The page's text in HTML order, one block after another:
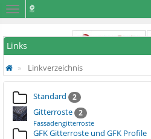
Navigation
Links
Linkverzeichnis
Standard 2
Gitterroste 2
Fassadengitterroste
GFK Gitterroste und GFK Profile